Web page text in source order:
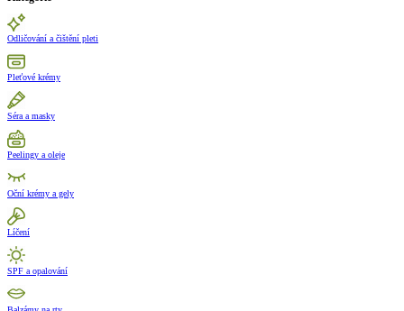
Odličování a čištění pleti
Pleťové krémy
Séra a masky
Peelingy a oleje
Oční krémy a gely
Líčení
SPF a opalování